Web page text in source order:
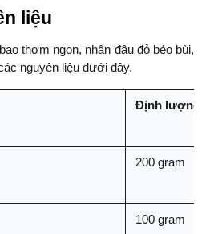
liệu
thơm ngon, nhân đậu đỏ béo bùi,
nguyên liệu dưới đây.
Định lượng
200 gram
100 gram